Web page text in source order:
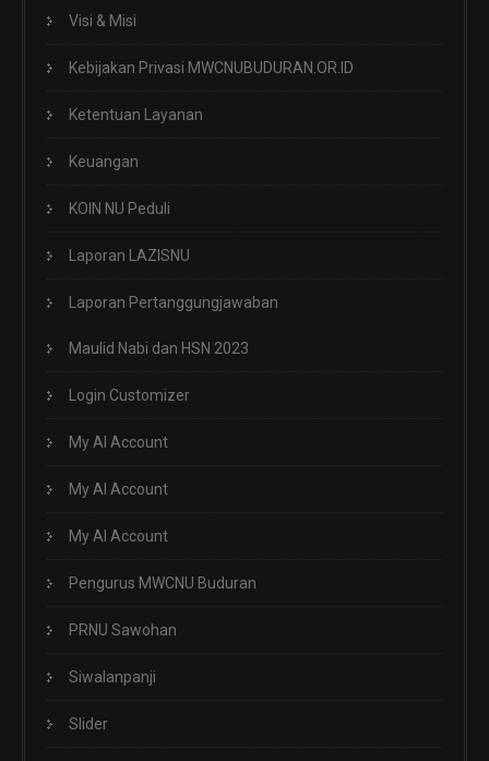
Visi & Misi
Kebijakan Privasi MWCNUBUDURAN.OR.ID
Ketentuan Layanan
Keuangan
KOIN NU Peduli
Laporan LAZISNU
Laporan Pertanggungjawaban
Maulid Nabi dan HSN 2023
Login Customizer
My AI Account
My AI Account
My AI Account
Pengurus MWCNU Buduran
PRNU Sawohan
Siwalanpanji
Slider